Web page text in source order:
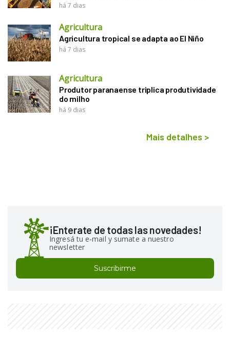
há 7 dias
Agricultura
Agricultura tropical se adapta ao El Niño
há 7 dias
Agricultura
Produtor paranaense triplica produtividade
do milho
há 9 dias
Mais detalhes >
¡Enterate de todas las novedades!
Ingresá tu e-mail y sumate a nuestro
newsletter
Suscribirme